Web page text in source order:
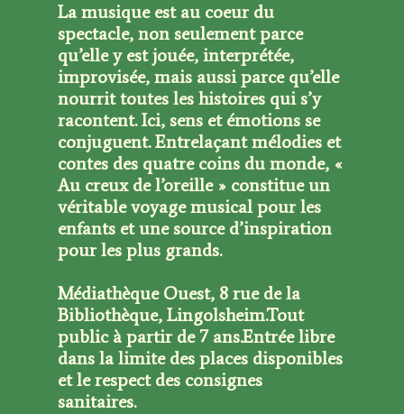
La musique est au coeur du
spectacle, non seulement parce
qu’elle y est jouée, interprétée,
improvisée, mais aussi parce qu’elle
nourrit toutes les histoires qui s’y
racontent. Ici, sens et émotions se
conjuguent. Entrelaçant mélodies et
contes des quatre coins du monde, «
Au creux de l’oreille » constitue un
véritable voyage musical pour les
enfants et une source d’inspiration
pour les plus grands.
Médiathèque Ouest, 8 rue de la
Bibliothèque, Lingolsheim.Tout
public à partir de 7 ans.Entrée libre
dans la limite des places disponibles
et le respect des consignes
sanitaires.